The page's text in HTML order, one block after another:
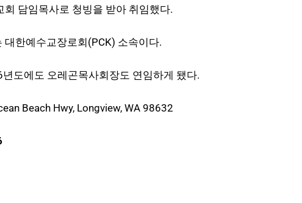
회 담임목사로 청빙을 받아 취임했다.
대한예수교장로회(PCK) 소속이다.
도에도 오레곤목사회장도 연임하게 됐다.
Beach Hwy, Longview, WA 98632